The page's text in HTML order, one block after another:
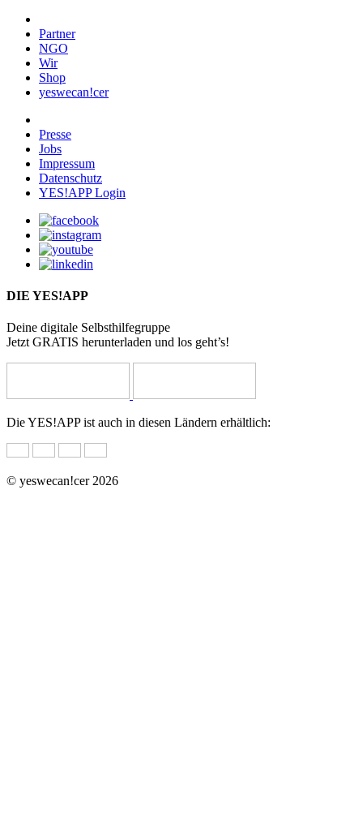
Partner
NGO
Wir
Shop
yeswecan!cer
Presse
Jobs
Impressum
Datenschutz
YES!APP Login
DIE YES!APP
Deine digitale Selbsthilfegruppe
Jetzt GRATIS herunterladen und los geht’s!
Die YES!APP ist auch in diesen Ländern erhältlich:
© yeswecan!cer 2026